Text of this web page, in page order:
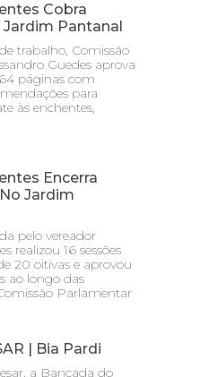
Cobra
Jardim Pantanal
trabalho, Comissão
Guedes aprova
páginas com
para
às enchentes,
Encerra
Jardim
pelo vereador
realizou 16 sessões
20 oitivas e aprovou
ao longo das
Parlamentar
| Bia Pardi
a Bancada do